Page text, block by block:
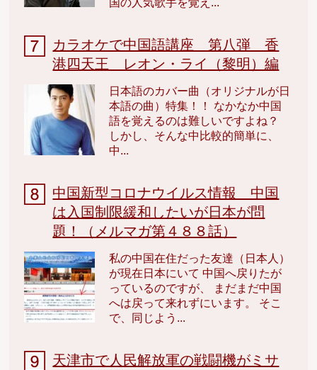
カラオケで中国語講座 第八弾 香
港四天王 レオン・ライ（黎明）編
日本語のカバー曲（オリジナルが日
本語の曲）特集！！ なかなか中国
語を覚えるのは難しいですよね？
しかし、そんな中比較的簡単に、
中...
中国新型コロナウイルス情報 中国
は入国制限緩和したいが日本が問
題！（メルマガ第４８８話）
私の中国在住だった友達（日本人）
が現在日本にいて 中国へ戻りたが
っているのですが、 まだまだ中国
へは戻って来れずにいます。 そこ
で、同じよう...
天津市で人民解放軍の戦闘機がミサ